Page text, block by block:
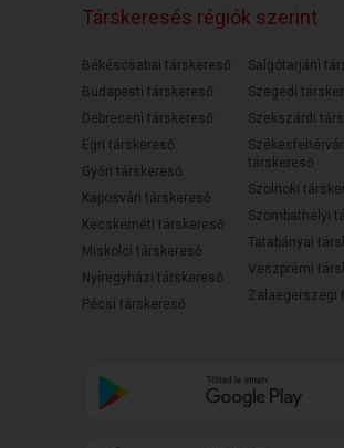
Társkeresés régiók szerint
Békéscsabai társkereső
Budapesti társkereső
Debreceni társkereső
Egri társkereső
Győri társkereső
Kaposvári társkereső
Kecskeméti társkereső
Miskolci társkereső
Nyíregyházi társkereső
Pécsi társkereső
Salgótarjáni
Szegedi
Szekszárdi
társkereső
Szolnoki
Szombathelyi
Tatabányai
Veszprémi
Zalaegerszegi